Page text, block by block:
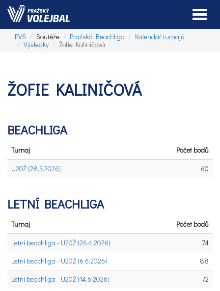
PVS Soutěže Pražská Beachliga
Kalendář turnajů
Výsledky
Žofie Kaliničová
ŽOFIE KALINIČOVÁ
BEACHLIGA
Turnaj
Počet bodů
U20Ž (28.3.2026)
60
LETNÍ BEACHLIGA
Turnaj
Počet bodů
Letní beachliga - U20Ž (26.4.2026)
74
Letní beachliga - U20Ž (6.6.2026)
88
Letní beachliga - U20Ž (14.6.2026)
72